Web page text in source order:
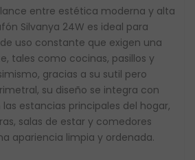
entre estética moderna y alta
Silvanya 24W es ideal para
uso constante que exigen una
tales como cocinas, pasillos y
gracias a su sutil pero
su diseño se integra con
estancias principales del hogar,
salas de estar y comedores
apariencia limpia y ordenada.